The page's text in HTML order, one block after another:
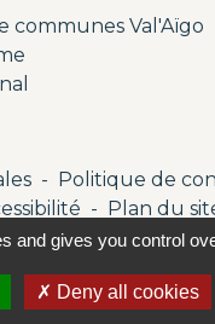
communes Val'Aïgo
- Politique de
- Plan du
Gestion des cookies
partenariat avec Réseau
and gives you control
Deny all cookies